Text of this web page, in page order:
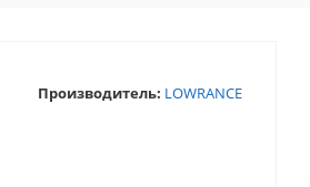
Производитель: LOWRANCE